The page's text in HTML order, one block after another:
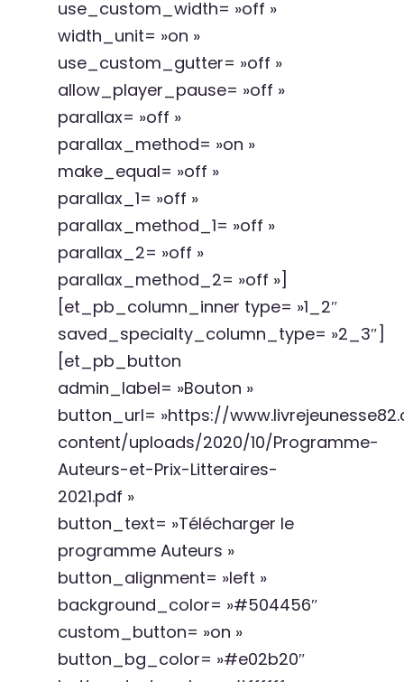
use_custom_width= »off »
width_unit= »on »
use_custom_gutter= »off »
allow_player_pause= »off »
parallax= »off »
parallax_method= »on »
make_equal= »off »
parallax_1= »off »
parallax_method_1= »off »
parallax_2= »off »
parallax_method_2= »off »]
[et_pb_column_inner type= »1_2″
saved_specialty_column_type= »2_3″]
[et_pb_button
admin_label= »Bouton »
button_url= »https://
content/uploads/2020/10/Programme-
Auteurs-et-Prix-Litteraires-
2021.pdf »
button_text= »Télécharger le
programme Auteurs »
button_alignment= »left »
background_color= »#504456″
custom_button= »on »
button_bg_color= »#e02b20″